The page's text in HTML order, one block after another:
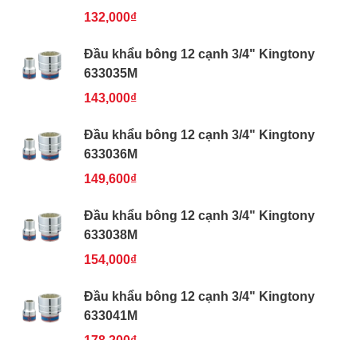
132,000₫
Đầu khẩu bông 12 cạnh 3/4" Kingtony
633035M
143,000₫
Đầu khẩu bông 12 cạnh 3/4" Kingtony
633036M
149,600₫
Đầu khẩu bông 12 cạnh 3/4" Kingtony
633038M
154,000₫
Đầu khẩu bông 12 cạnh 3/4" Kingtony
633041M